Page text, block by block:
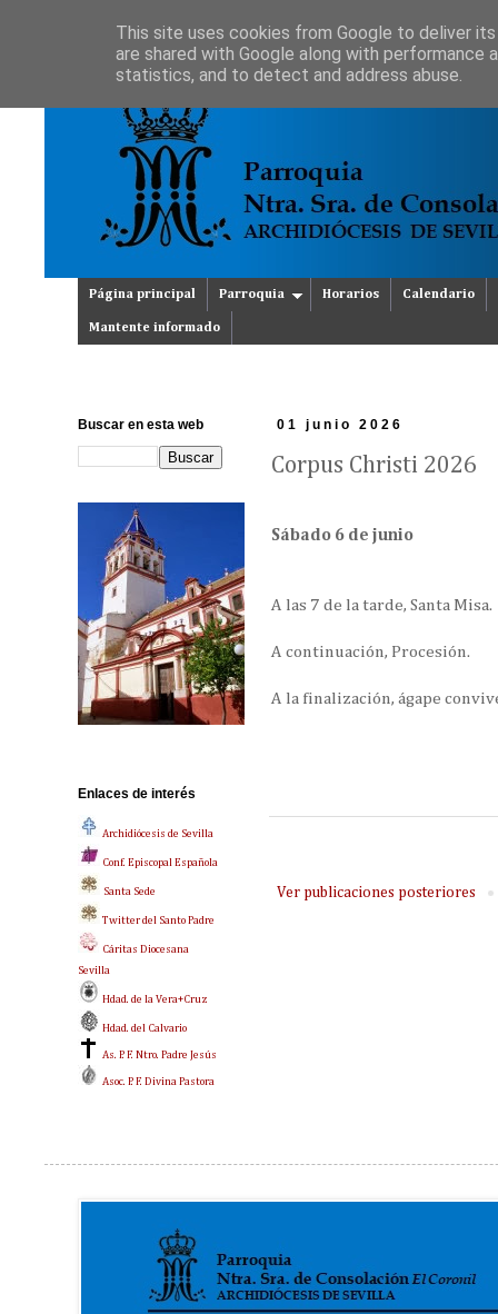
Página principal Parroquia Horarios Calendario
Mantente informado
01 junio 2026
Corpus Christi 2026
Sábado 6 de junio
A las 7 de la tarde, Santa Misa.
A continuación, Procesión.
A la finalización, ágape
Ver publicaciones posteriores
Buscar en esta web
Enlaces de interés
Archidiócesis de Sevilla
Conf. Episcopal Española
Santa Sede
Twitter del Santo Padre
Cáritas Diocesana
Sevilla
Hdad. de la Vera+Cruz
Hdad. del Calvario
As. P. F. Ntro. Padre Jesús
Asoc. P. F. Divina Pastora
This site uses cookies from Google to deliver
are shared with Google along with
statistics, and to detect and address abuse.